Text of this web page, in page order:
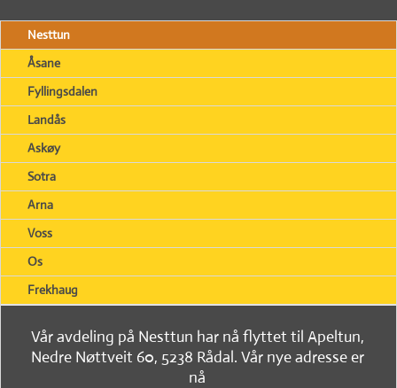
Nesttun
Åsane
Fyllingsdalen
Landås
Askøy
Sotra
Arna
Voss
Os
Frekhaug
Vår avdeling på Nesttun har nå flyttet til Apeltun,
Nedre Nøttveit 60, 5238 Rådal. Vår nye adresse er
nå